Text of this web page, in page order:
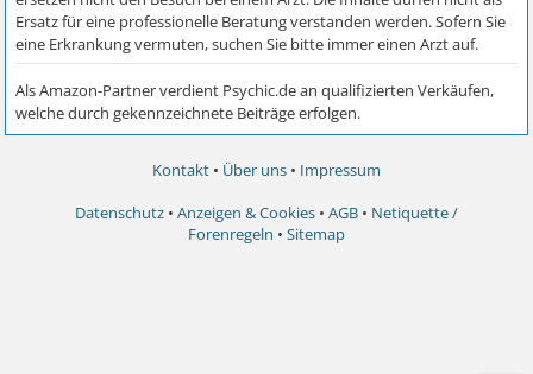
Kontakt • Über uns • Impressum
Datenschutz • Anzeigen & Cookies • AGB • Netiquette /
Forenregeln • Sitemap